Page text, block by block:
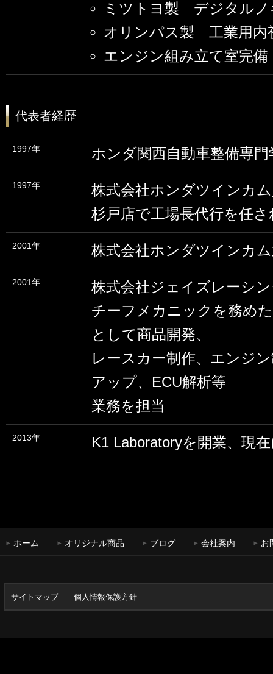
ミツトヨ製 デジタルノ
オリンパス製 工業用
エンジン組み立て室完備
代表者経歴
1997年 ホンダ関西自動車整備専
1997年
株式会社ホンダツインカ
杉戸店で工場長代行を任
2001年 株式会社ホンダツインカ
2001年
株式会社ジェイズレーシ
チーフメカニックを務め
として商品開発、
レースカー制作、エンジ
アップ、ECU解析等
業務を担当
2013年 K1 Laboratoryを開業、現
ホーム オリジナル商品 ブログ 会社案内 お
サイトマップ 個人情報保護方針